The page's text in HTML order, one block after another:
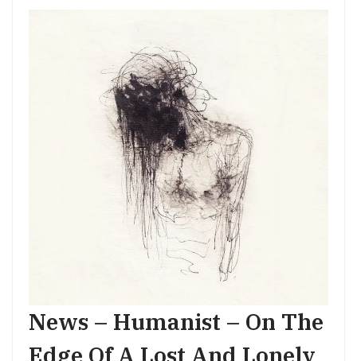
News – Humanist – On The
Edge Of A Lost And Lonely